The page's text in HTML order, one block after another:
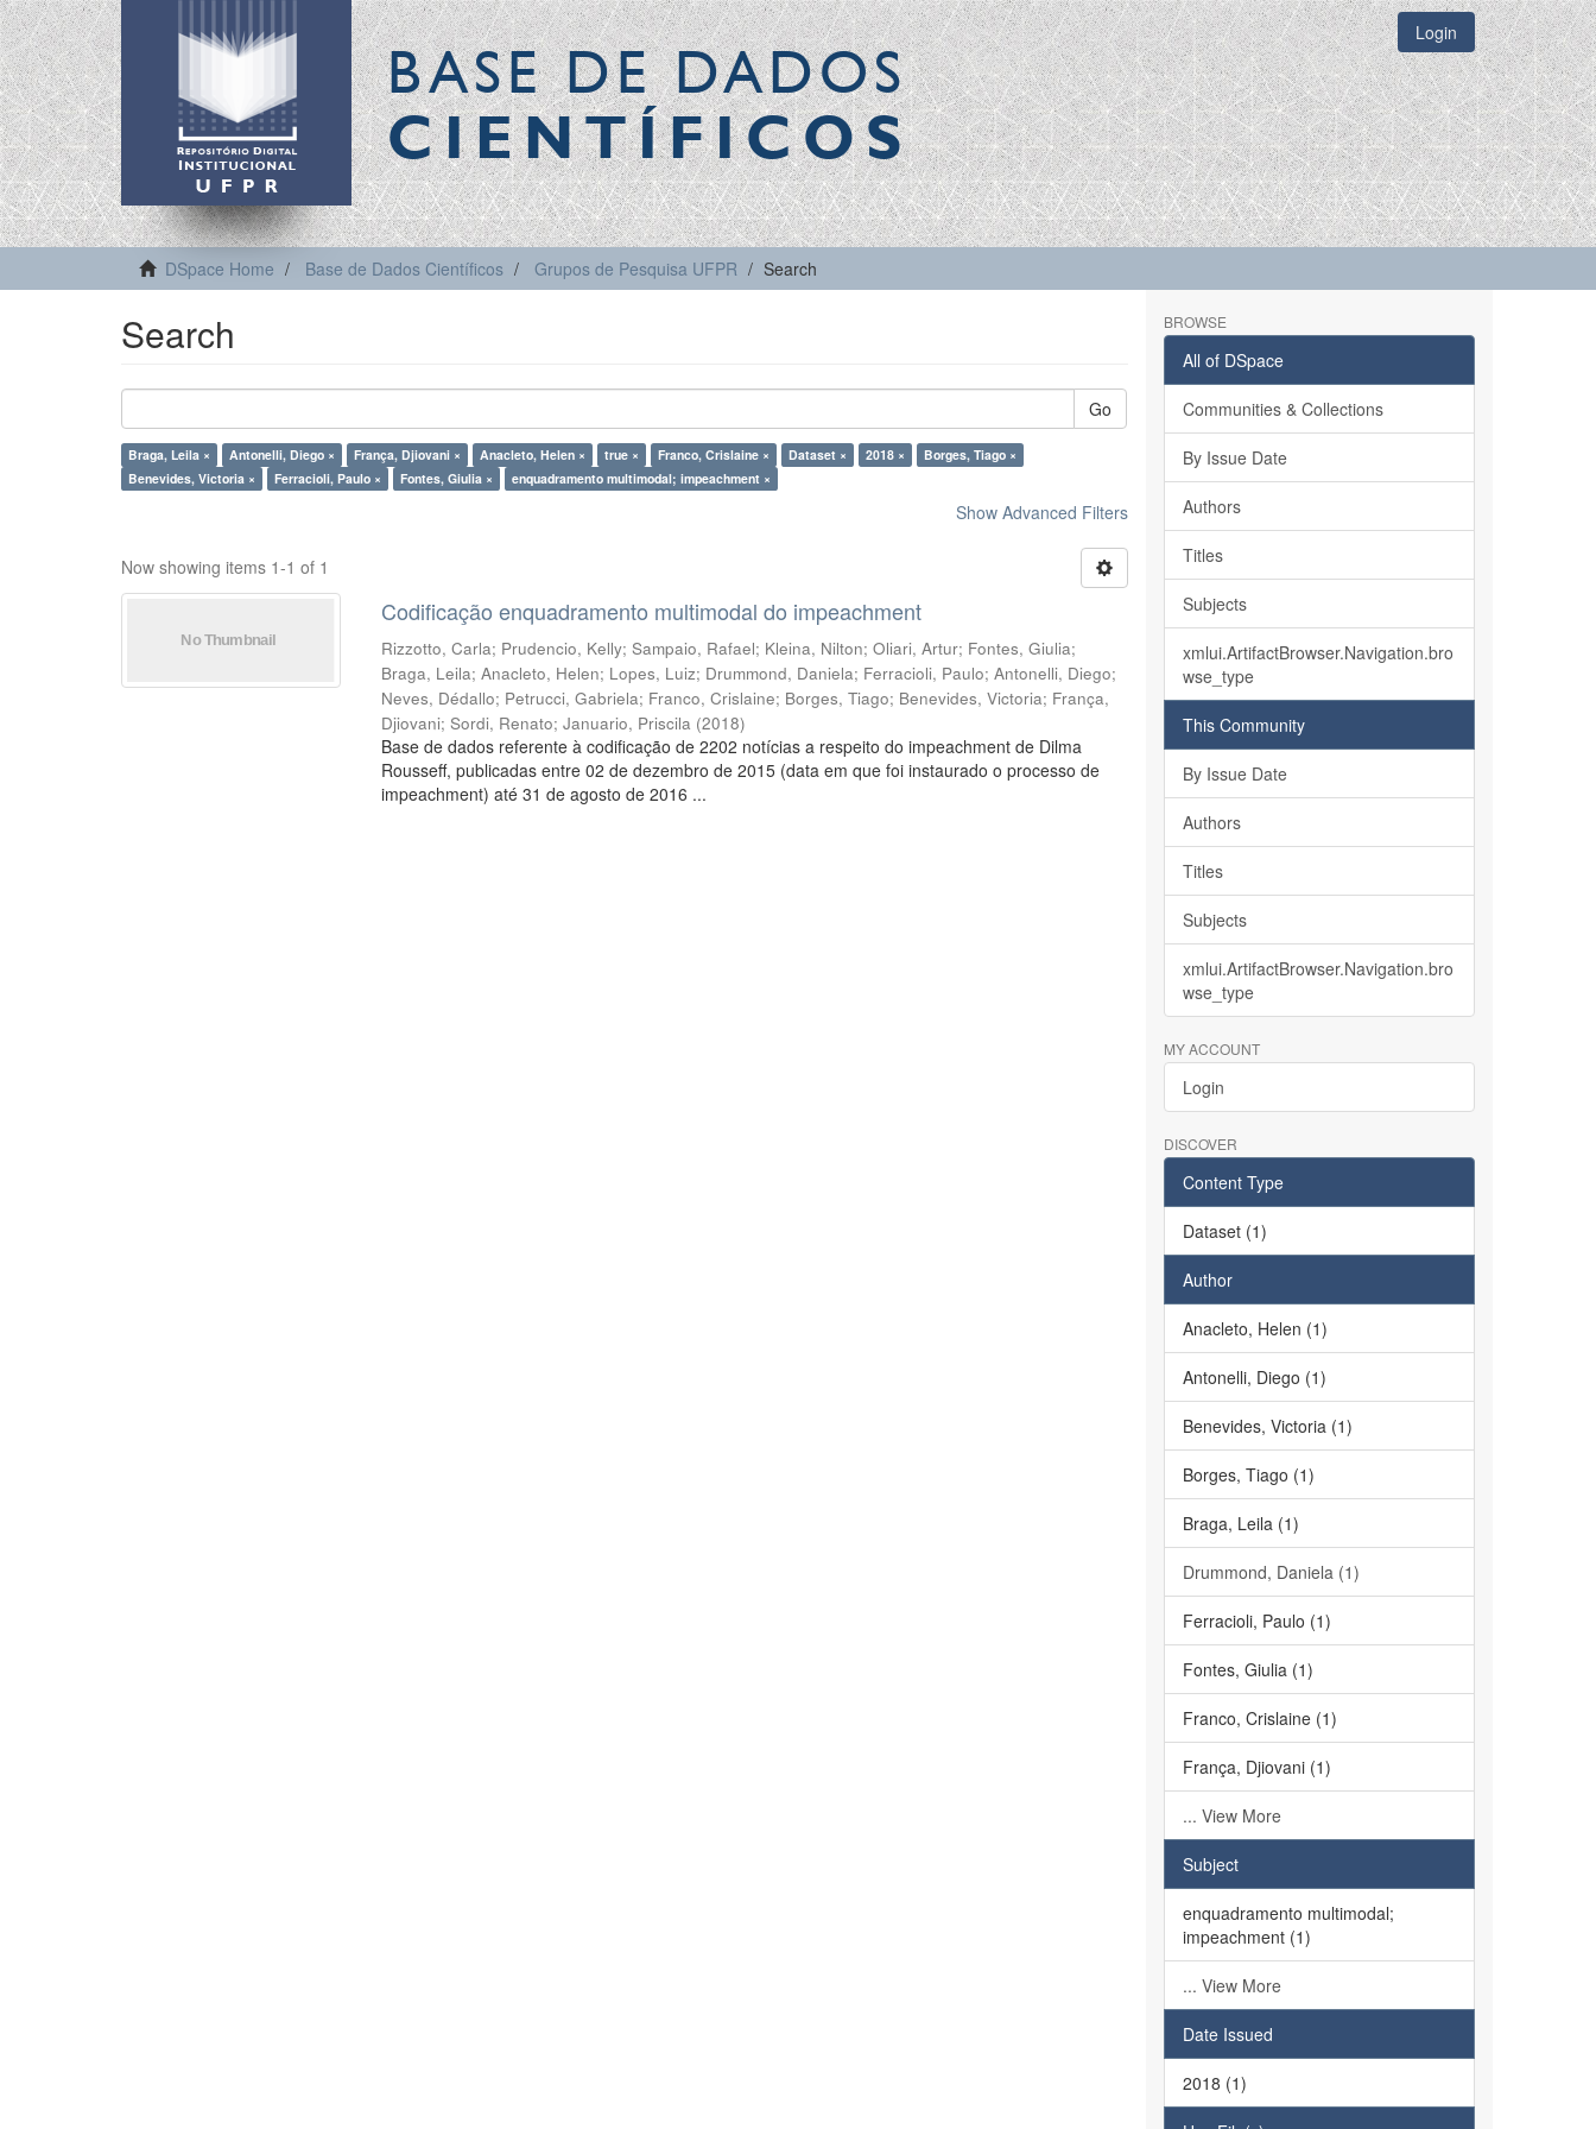
BASE DE DADOS
CIENTÍFICOS
Login
DSpace Home Base de Dados Científicos Grupos de Pesquisa UFPR Search
Search
Go
Braga, Leila × Antonelli, Diego × França, Djiovani × Anacleto, Helen × true × Franco, Crislaine × Dataset × 2018 ×
Borges, Tiago ×
Benevides, Victoria ×
Ferracioli, Paulo × Fontes, Giulia × enquadramento multimodal; impeachment ×
Show Advanced Filters
Now showing items 1-1 of 1
Codificação enquadramento multimodal do impeachment
Rizzotto, Carla; Prudencio, Kelly;Sampaio, Rafael; Kleina, Nilton;Oliari, Artur; Fontes, Giulia;
Braga, Leila;Anacleto, Helen; Lopes, Luiz; Drummond, Daniela; Ferracioli, Paulo;Antonelli, Diego;
Neves, Dédallo; Petrucci, Gabriela; Franco, Crislaine; Borges, Tiago; Benevides, Victoria; França,
Djiovani;Sordi, Renato;Januario, Priscila (2018)
Base de dados referente à codificação de 2202 notícias a respeito do impeachment de Dilma
Rousseff, publicadas entre 02 de dezembro de 2015 (data em que foi instaurado o processo de
impeachment) até 31 de agosto de 2016 ...
BROWSE
All of DSpace
Communities & Collections
By Issue Date
Authors
Titles
Subjects
xmlui.ArtifactBrowser.Navigation.bro
wse_type
This Community
By Issue Date
Authors
Titles
Subjects
xmlui.ArtifactBrowser.Navigation.bro
wse_type
MY ACCOUNT
Login
DISCOVER
Content Type
Dataset (1)
Author
Anacleto, Helen (1)
Antonelli, Diego (1)
Benevides, Victoria (1)
Borges, Tiago (1)
Braga, Leila (1)
Drummond, Daniela (1)
Ferracioli, Paulo (1)
Fontes, Giulia (1)
Franco, Crislaine (1)
França, Djiovani (1)
... View More
Subject
enquadramento multimodal;
impeachment (1)
... View More
Date Issued
2018 (1)